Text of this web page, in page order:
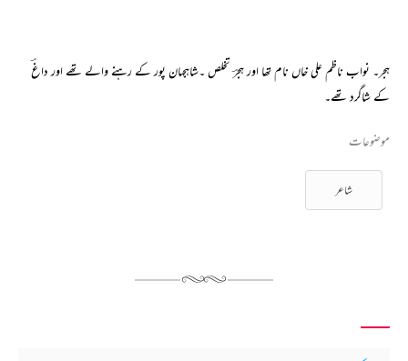
ہجر۔ نواب ناظم علی خاں نام تھا اور ہجرؔ تخلص ۔شاہجہان پور کے رہنے والے تھے اور داغؔ
کے شاگرد تھے۔
موضوعات
شاعر